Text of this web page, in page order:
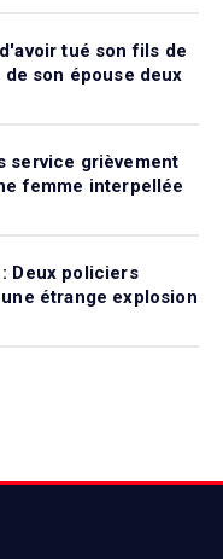
tué son fils de
son épouse deux
service grièvement
femme interpellée
Deux policiers
étrange explosion